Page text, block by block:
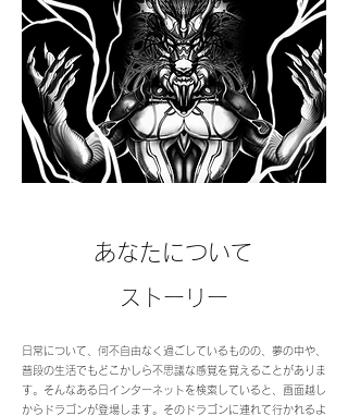
あなたについて
ストーリー
日常について、何不自由なく過ごしているものの、夢の中や、
普段の生活でもどこかしら不思議な感覚を覚えることがありま
す。そんなある日インターネットを検索していると、画面越し
からドラゴンが登場します。​そのドラゴンに連れて行かれるよ